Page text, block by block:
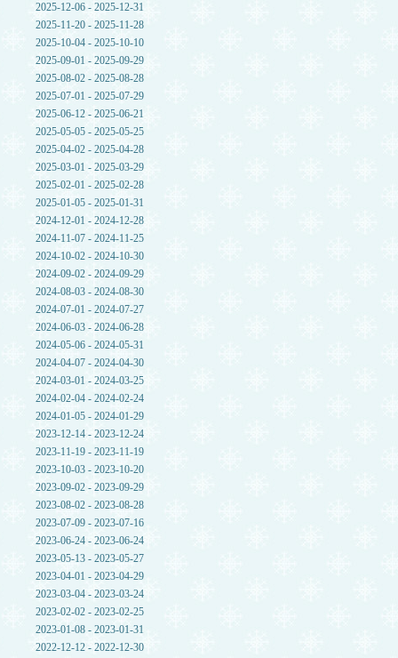
2025-12-06 - 2025-12-31
2025-11-20 - 2025-11-28
2025-10-04 - 2025-10-10
2025-09-01 - 2025-09-29
2025-08-02 - 2025-08-28
2025-07-01 - 2025-07-29
2025-06-12 - 2025-06-21
2025-05-05 - 2025-05-25
2025-04-02 - 2025-04-28
2025-03-01 - 2025-03-29
2025-02-01 - 2025-02-28
2025-01-05 - 2025-01-31
2024-12-01 - 2024-12-28
2024-11-07 - 2024-11-25
2024-10-02 - 2024-10-30
2024-09-02 - 2024-09-29
2024-08-03 - 2024-08-30
2024-07-01 - 2024-07-27
2024-06-03 - 2024-06-28
2024-05-06 - 2024-05-31
2024-04-07 - 2024-04-30
2024-03-01 - 2024-03-25
2024-02-04 - 2024-02-24
2024-01-05 - 2024-01-29
2023-12-14 - 2023-12-24
2023-11-19 - 2023-11-19
2023-10-03 - 2023-10-20
2023-09-02 - 2023-09-29
2023-08-02 - 2023-08-28
2023-07-09 - 2023-07-16
2023-06-24 - 2023-06-24
2023-05-13 - 2023-05-27
2023-04-01 - 2023-04-29
2023-03-04 - 2023-03-24
2023-02-02 - 2023-02-25
2023-01-08 - 2023-01-31
2022-12-12 - 2022-12-30